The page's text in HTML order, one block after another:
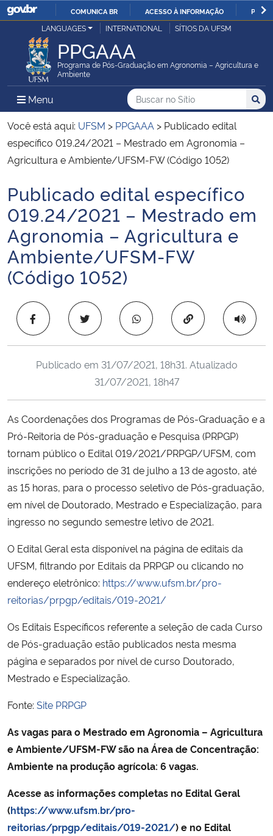
IR
O
COMUNICA BR ACESSO À INFORMAÇÃO
Ministério da Justiça e Segurança Pública
Ministério da Defesa
Ministério das Relações Exteriores
Ministério da Economia
Ministério da Infraestrutura
Ministério da Agricultura, Pecuária e Abastecimento
Ministério da Educação
Ministério da Cidadania
Ministério da Saúde
Ministério de Minas e Energia
Ministério da Ciência, Tecnologia, Inovações e Comunicações
Ministério do Meio Ambiente
Ministério do Desenvolvimento Regional
Controladoria-Geral da União
Ministério da Mulher, da Família e dos Direitos Humanos
Secretaria de Governo
Gabinete de Segurança Institucional
Advocacia-Geral da União
Banco Central do Brasil
Planalto
LANGUAGES INTERNATIONAL SÍTIOS DA UFSM
PPGAAA
Programa de Pós-Graduação em Agronomia – Agricultura e
Ambiente
Menu Menu Principal do Sítio
Busca
Buscar no no Sítio
Busca:
Você está aqui: UFSM > PPGAAA > Publicado edital
específico 019.24/2021 – Mestrado em Agronomia –
Agricultura e Ambiente/UFSM-FW (Código 1052)
Início do conteúdo
Publicado edital específico
019.24/2021 – Mestrado em
Agronomia – Agricultura e
Ambiente/UFSM-FW
(Código 1052)
Copiar para área
Publicado em 31/07/2021, 18h31. Atualizado
31/07/2021, 18h47
As Coordenações dos Programas de Pós-Graduação e a
Pró-Reitoria de Pós-graduação e Pesquisa (PRPGP)
tornam público o Edital 019/2021/PRPGP/UFSM, com
inscrições no período de 31 de julho a 13 de agosto, até
as 15 horas, para o processo seletivo de Pós-graduação,
em nível de Doutorado, Mestrado e Especialização, para
ingresso no segundo semestre letivo de 2021.
O Edital Geral esta disponível na página de editais da
UFSM, filtrando por Editais da PRPGP ou clicando no
endereço eletrônico: https://www.ufsm.br/pro-
reitorias/prpgp/editais/019-2021/
Os Editais Específicos referente a seleção de cada Curso
de Pós-graduação estão publicados nesta mesma
página e separados por nível de curso Doutorado,
Mestrado e Especialização.
Fonte: Site PRPGP
As vagas para o Mestrado em Agronomia – Agricultura
e Ambiente/UFSM-FW são na Área de Concentração:
Ambiente na produção agrícola: 6 vagas.
Acesse as informações completas no Edital Geral
(https://www.ufsm.br/pro-
reitorias/prpgp/editais/019-2021/) e no Edital